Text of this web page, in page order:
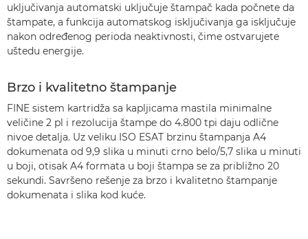
uključivanja automatski uključuje štampač kada počnete da
štampate, a funkcija automatskog isključivanja ga isključuje
nakon određenog perioda neaktivnosti, čime ostvarujete
uštedu energije.
Brzo i kvalitetno štampanje
FINE sistem kartridža sa kapljicama mastila minimalne
veličine 2 pl i rezolucija štampe do 4.800 tpi daju odlične
nivoe detalja. Uz veliku ISO ESAT brzinu štampanja A4
dokumenata od 9,9 slika u minuti crno belo/5,7 slika u minuti
u boji, otisak A4 formata u boji štampa se za približno 20
sekundi. Savršeno rešenje za brzo i kvalitetno štampanje
dokumenata i slika kod kuće.